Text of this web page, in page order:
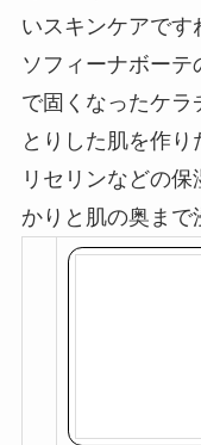
を持ちながらも値
いスキンケアです
ソフィーナボーテ
で固くなったケ
とりした肌を作り
リセリンなどの保
かりと肌の奥まで